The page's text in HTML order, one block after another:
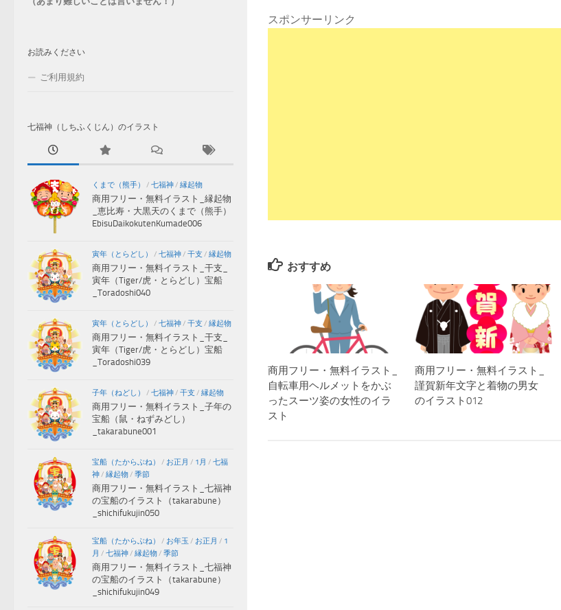
スポンサーリンク
おすすめ
商用フリー・無料イラスト_
自転車用ヘルメットをかぶ
ったスーツ姿の女性のイラ
スト
商用フリー・無料イラスト_
謹賀新年文字と着物の男女
のイラスト012
お読みください
ご利用規約
七福神（しちふくじん）のイラスト
くまで（熊手） / 七福神/ 縁起物
商用フリー・無料イラスト_縁起物
_恵比寿・大黒天のくまで（熊手）
EbisuDaikokutenKumade006
寅年（とらどし） / 七福神/ 干支 / 縁起物
商用フリー・無料イラスト_干支_
寅年（Tiger/虎・とらどし）宝船
_Toradoshi040
寅年（とらどし） / 七福神/ 干支 / 縁起物
商用フリー・無料イラスト_干支_
寅年（Tiger/虎・とらどし）宝船
_Toradoshi039
子年（ねどし） / 七福神/ 干支 / 縁起物
商用フリー・無料イラスト_子年の
宝船（鼠・ねずみどし）
_takarabune001
宝船（たからぶね） / お正月 / 1月 / 七福
神/ 縁起物/ 季節
商用フリー・無料イラスト_七福神
の宝船のイラスト（takarabune）
_shichifukujin050
宝船（たからぶね） / お年玉 / お正月 / 1
月 / 七福神/ 縁起物/ 季節
商用フリー・無料イラスト_七福神
の宝船のイラスト（takarabune）
_shichifukujin049